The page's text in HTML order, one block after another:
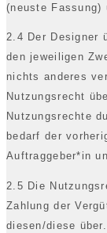
(neuste Fassung)
2.4 Der Designer
den jeweiligen
nichts anderes
Nutzungsrecht
Nutzungsrechte
bedarf der
Auftraggeber*in
2.5 Die
Zahlung der
diesen/diese über.